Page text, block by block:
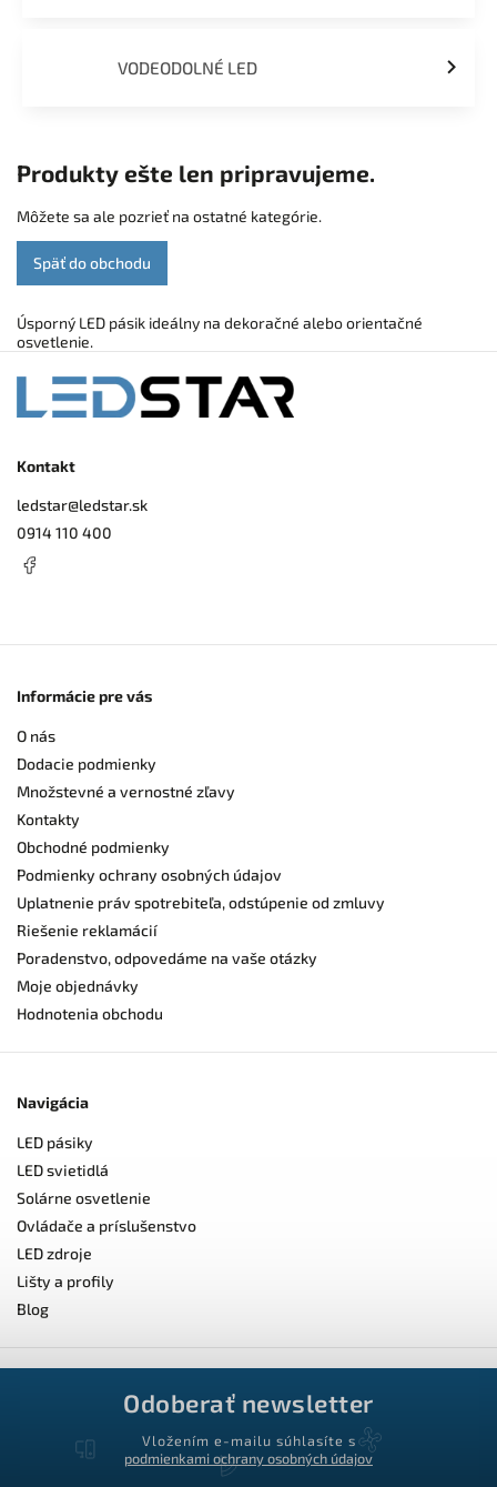
VODEODOLNÉ LED
Produkty ešte len pripravujeme.
Môžete sa ale pozrieť na ostatné kategórie.
Späť do obchodu
Úsporný LED pásik ideálny na dekoračné alebo orientačné
osvetlenie.
Kontakt
ledstar@ledstar.sk
0914 110 400
Informácie pre vás
O nás
Dodacie podmienky
Množstevné a vernostné zľavy
Kontakty
Obchodné podmienky
Podmienky ochrany osobných údajov
Uplatnenie práv spotrebiteľa, odstúpenie od zmluvy
Riešenie reklamácií
Poradenstvo, odpovedáme na vaše otázky
Moje objednávky
Hodnotenia obchodu
Navigácia
LED pásiky
LED svietidlá
Solárne osvetlenie
Ovládače a príslušenstvo
LED zdroje
Lišty a profily
Blog
Odoberať newsletter
Vložením e-mailu súhlasíte s
podmienkami ochrany osobných údajov